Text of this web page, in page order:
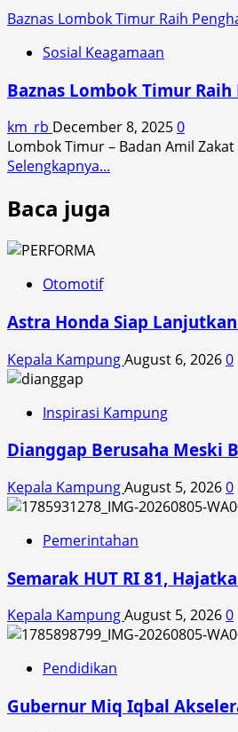
Baznas Lombok Timur Raih
Sosial Keagamaan
Baznas Lombok Timur
km_rb December 8, 20250
Lombok Timur – Badan Amil
Selengkapnya...
dari
atas
Umat
Baca juga
Otomotif
Astra Honda Siap
Kepala KampungAugust 6, 20260
Inspirasi Kampung
Dianggap Berusaha Meski
Kepala KampungAugust 5, 20260
Pemerintahan
Semarak HUT RI 81,
Kepala KampungAugust 5, 20260
Pendidikan
Gubernur Miq Iqbal